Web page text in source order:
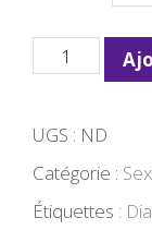
quantité
UGS : ND
Catégorie :
Étiquettes :